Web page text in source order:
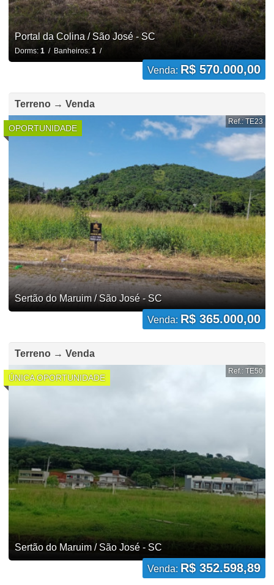
Portal da Colina / São José - SC
Dorms: 1/ Banheiros: 1/
Venda: R$ 570.000,00
Terreno → Venda
OPORTUNIDADE
Ref.: TE23
Sertão do Maruim / São José - SC
Venda: R$ 365.000,00
Terreno → Venda
ÚNICA OPORTUNIDADE
Ref.: TE50
Sertão do Maruim / São José - SC
Venda: R$ 352.598,89